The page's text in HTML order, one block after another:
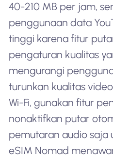
40-210 MB per jam,
penggunaan data
tinggi karena fitur
pengaturan kualitas
mengurangi
turunkan kualitas
Wi-Fi, gunakan fitur
nonaktifkan putar
pemutaran audio saja
eSIM Nomad